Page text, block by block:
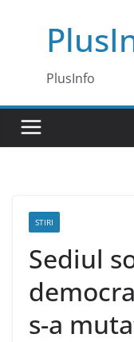
PlusInfo
STIRI
Sediul
s-a